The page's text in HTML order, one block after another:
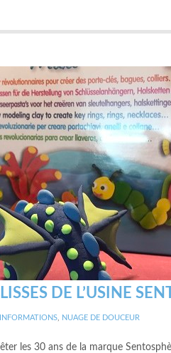
DE L’USINE
NUAGE DE DOUCEUR
les 30 ans de la marque